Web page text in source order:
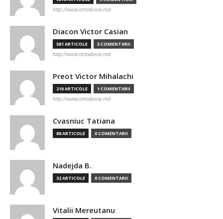
http://www.ortodoxia.md
Diacon Victor Casian
581 ARTICOLE 5 COMENTARII
http://www.ortodoxia.md
Preot Victor Mihalachi
210 ARTICOLE 1 COMENTARII
http://www.ortodoxia.md
Cvasniuc Tatiana
88 ARTICOLE 0 COMENTARII
Nadejda B.
32 ARTICOLE 0 COMENTARII
Vitalii Mereutanu